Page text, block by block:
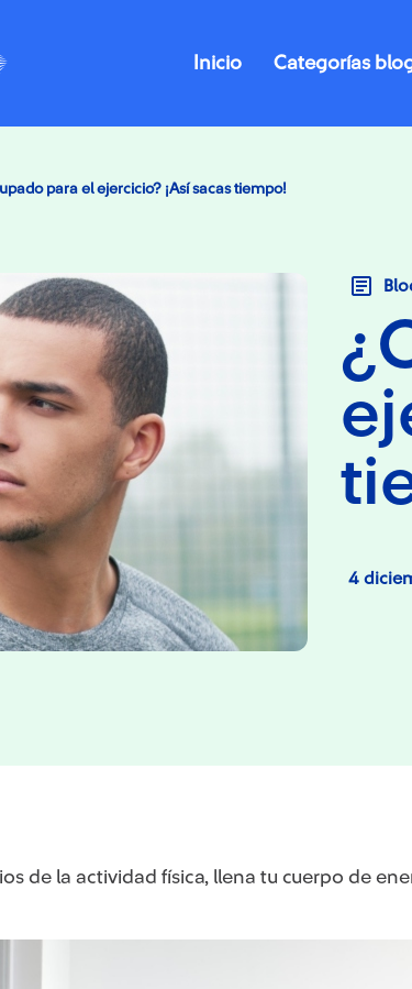
Inicio Categorías
para el ejercicio? ¡Así sacas tiempo!
4
de la actividad física, llena tu cuerpo de